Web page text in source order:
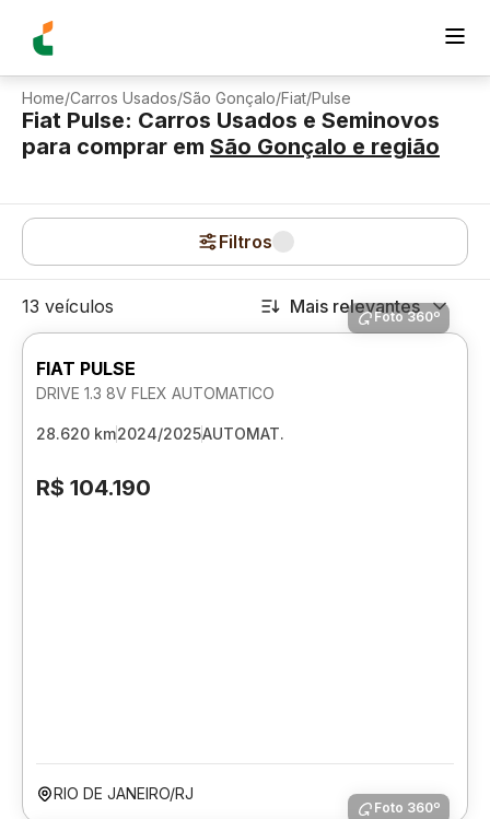
Home/Carros Usados/São Gonçalo/Fiat/Pulse
Fiat Pulse: Carros Usados e Seminovos
para comprar em São Gonçalo e região
Filtros
13 veículos Mais relevantes
Foto 360º
FIAT PULSE
DRIVE 1.3 8V FLEX AUTOMATICO
28.620 km2024/2025AUTOMAT.
R$ 104.190
RIO DE JANEIRO/RJ
Foto 360º